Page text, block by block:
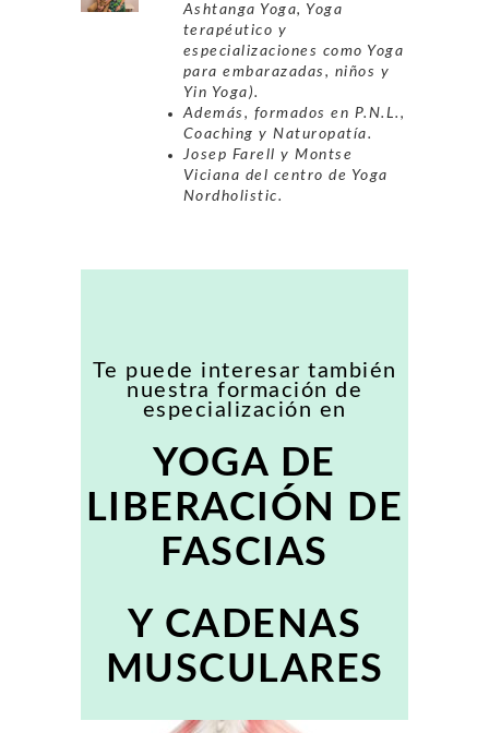
Ashtanga Yoga, Yoga
terapéutico y
especializaciones como Yoga
para embarazadas, niños y
Yin Yoga).
Además, formados en P.N.L.,
Coaching y Naturopatía.
Josep Farell y Montse
Viciana del centro de Yoga
Nordholistic.
Te puede interesar también
nuestra formación de
especialización en
YOGA DE
LIBERACIÓN DE
FASCIAS
Y CADENAS
MUSCULARES